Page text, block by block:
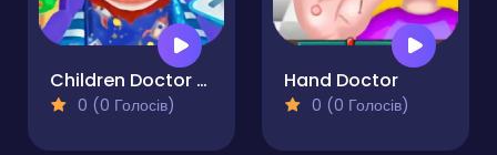
Children Doctor Dentist 2
0 (0 Голосів)
Hand Doctor
0 (0 Голосів)